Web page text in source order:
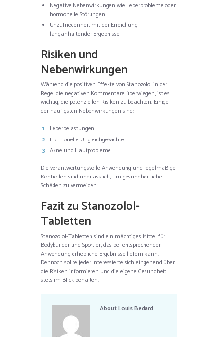
Negative Nebenwirkungen wie Leberprobleme oder
hormonelle Störungen
Unzufriedenheit mit der Erreichung
langanhaltender Ergebnisse
Risiken und
Nebenwirkungen
Während die positiven Effekte von Stanozolol in der
Regel die negativen Kommentare überwiegen, ist es
wichtig, die potenziellen Risiken zu beachten. Einige
der häufigsten Nebenwirkungen sind:
Leberbelastungen
Hormonelle Ungleichgewichte
Akne und Hautprobleme
Die verantwortungsvolle Anwendung und regelmäßige
Kontrollen sind unerlässlich, um gesundheitliche
Schäden zu vermeiden.
Fazit zu Stanozolol-
Tabletten
Stanozolol-Tabletten sind ein mächtiges Mittel für
Bodybuilder und Sportler, das bei entsprechender
Anwendung erhebliche Ergebnisse liefern kann.
Dennoch sollte jeder Interessierte sich eingehend über
die Risiken informieren und die eigene Gesundheit
stets im Blick behalten.
AboutLouis Bedard